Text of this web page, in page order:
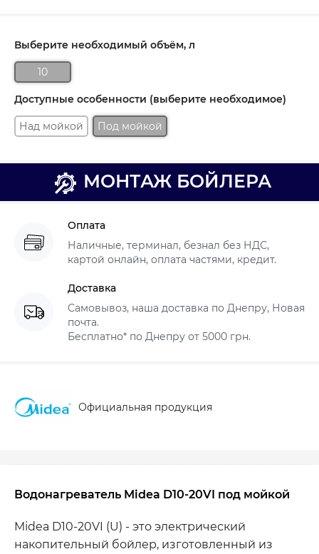
Выберите необходимый объём, л
10
Доступные особенности (выберите необходимое)
Над мойкой Под мойкой
МОНТАЖ БОЙЛЕРА
Оплата
Наличные, терминал, безнал без НДС,
картой онлайн, оплата частями, кредит.
Доставка
Самовывоз, наша доставка по Днепру, Новая
почта.
Бесплатно* по Днепру от 5000 грн.
Официальная продукция
Водонагреватель Midea D10-20VI под мойкой
Midea D10-20VI (U) - это электрический
накопительный бойлер, изготовленный из